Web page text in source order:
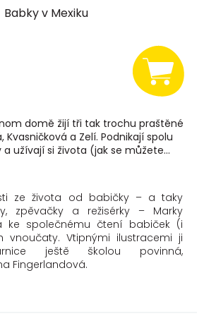
Babky v Mexiku
domě žijí tři tak trochu praštěné
a Zelí. Podnikají spolu
a užívají si života (jak se můžete...
ze života od babičky – a taky
zpěvačky a režisérky – Marky
ke společnému čtení babiček (i
vnoučaty. Vtipnými ilustracemi ji
ještě školou povinná,
Fingerlandová.